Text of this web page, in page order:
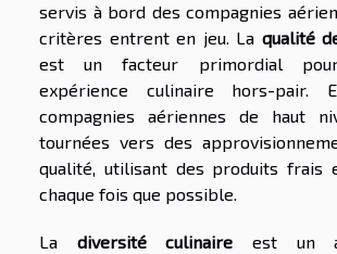
servis à bord des compagnies
critères entrent en jeu. La qualité
est un facteur primordial
expérience culinaire hors-pair.
compagnies aériennes de haut
tournées vers des
qualité, utilisant des produits frais
chaque fois que possible.
La diversité culinaire est un